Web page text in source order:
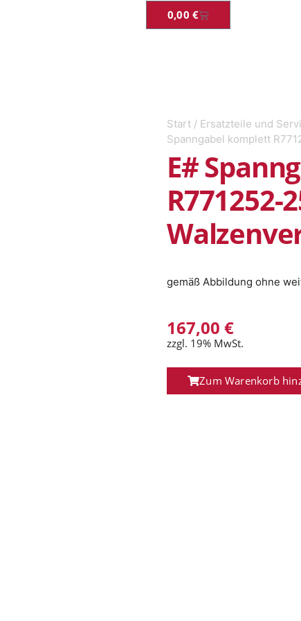
0,00 €
Start / Ersatzteile und
Spanngabel komplett
E#
R771252-
gemäß Abbildung ohne
167,00 €
zzgl. 19% MwSt.
Zum Warenkorb